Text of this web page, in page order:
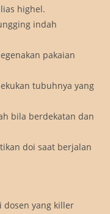
highel.
indah
pakaian
tubuhnya yang
bila berdekatan dan
doi saat berjalan
dosen yang killer